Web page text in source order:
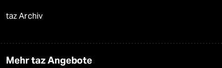
taz Archiv
Mehr taz Angebote